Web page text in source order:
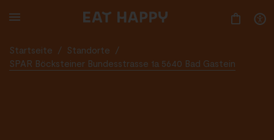
TO
Startseite / Standorte
/
SPAR Böcksteiner Bundesstrasse 1a 5640 Bad Gastein